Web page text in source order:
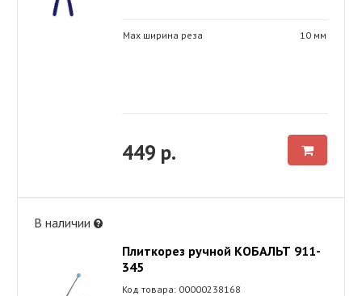
Max ширина реза 10 мм
449 р.
В наличии
Плиткорез ручной КОБАЛЬТ 911-
345
Код товара: 00000238168